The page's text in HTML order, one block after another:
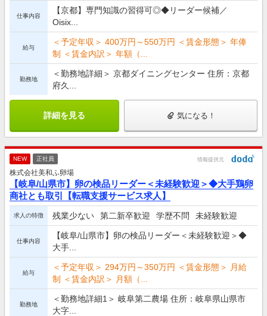
仕事内容
【京都】専門知識の習得可◎◆リーダー候補／
Oisix...
給与
＜予定年収＞ 400万円～550万円 ＜賃金形態＞ 年俸
制 ＜賃金内訳＞ 年額（...
勤務地
＜勤務地詳細＞ 京都ダイニングセンター 住所：京都
府久...
詳細を見る 気になる！
NEW 正社員 情報提供元
株式会社美和ふ卵場
【岐阜/山県市】卵の検品リーダー＜未経験歓迎＞◆大手鶏卵
商社とも取引【転職支援サービス求人】
求人の特徴 残業少ない 第二新卒歓迎 学歴不問 未経験歓迎
仕事内容
【岐阜/山県市】卵の検品リーダー＜未経験歓迎＞◆
大手...
給与
＜予定年収＞ 294万円～350万円 ＜賃金形態＞ 月給
制 ＜賃金内訳＞ 月額（...
勤務地
＜勤務地詳細1＞ 岐阜第二農場 住所：岐阜県山県市
大字...